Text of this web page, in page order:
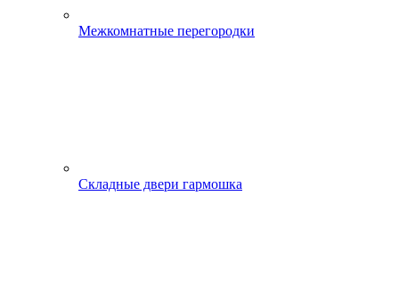
Межкомнатные перегородки
Складные двери гармошка